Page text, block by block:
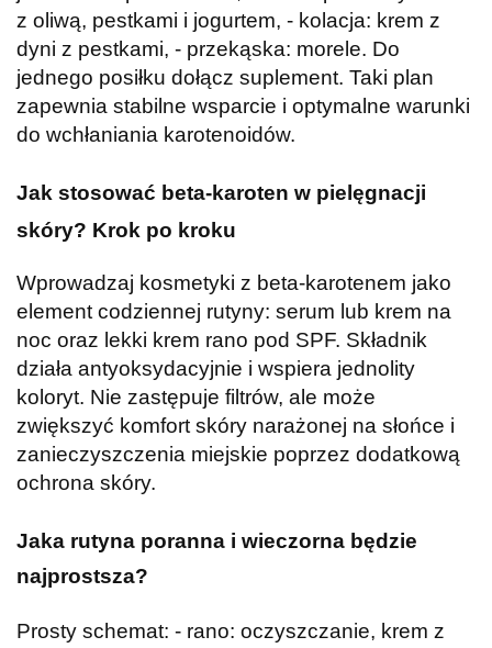
z oliwą, pestkami i jogurtem, - kolacja: krem z
dyni z pestkami, - przekąska: morele. Do
jednego posiłku dołącz suplement. Taki plan
zapewnia stabilne wsparcie i optymalne warunki
do wchłaniania karotenoidów.
Jak stosować beta-karoten w pielęgnacji
skóry? Krok po kroku
Wprowadzaj kosmetyki z beta-karotenem jako
element codziennej rutyny: serum lub krem na
noc oraz lekki krem rano pod SPF. Składnik
działa antyoksydacyjnie i wspiera jednolity
koloryt. Nie zastępuje filtrów, ale może
zwiększyć komfort skóry narażonej na słońce i
zanieczyszczenia miejskie poprzez dodatkową
ochrona skóry.
Jaka rutyna poranna i wieczorna będzie
najprostsza?
Prosty schemat: - rano: oczyszczanie, krem z